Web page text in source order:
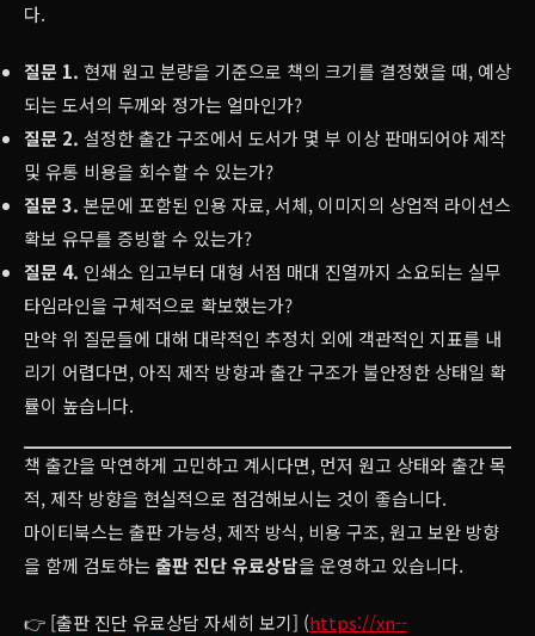
다.
질문 1. 현재 원고 분량을 기준으로 책의 크기를 결정했을 때, 예상
되는 도서의 두께와 정가는 얼마인가?
질문 2. 설정한 출간 구조에서 도서가 몇 부 이상 판매되어야 제작
및 유통 비용을 회수할 수 있는가?
질문 3. 본문에 포함된 인용 자료, 서체, 이미지의 상업적 라이선스
확보 유무를 증빙할 수 있는가?
질문 4. 인쇄소 입고부터 대형 서점 매대 진열까지 소요되는 실무
타임라인을 구체적으로 확보했는가?
만약 위 질문들에 대해 대략적인 추정치 외에 객관적인 지표를 내
리기 어렵다면, 아직 제작 방향과 출간 구조가 불안정한 상태일 확
률이 높습니다.
책 출간을 막연하게 고민하고 계시다면, 먼저 원고 상태와 출간 목
적, 제작 방향을 현실적으로 점검해보시는 것이 좋습니다.
마이티북스는 출판 가능성, 제작 방식, 비용 구조, 원고 보완 방향
을 함께 검토하는 출판 진단 유료상담을 운영하고 있습니다.
👉 [출판 진단 유료상담 자세히 보기] (https://xn--